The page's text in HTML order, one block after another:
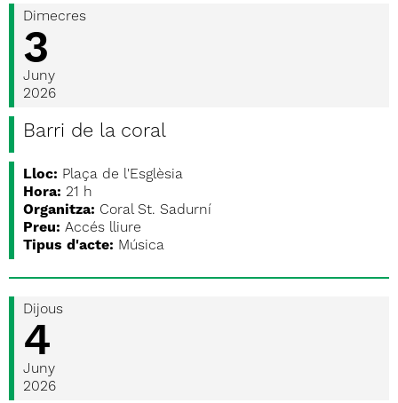
Dimecres
3
Juny
2026
Barri de la coral
Lloc: Plaça de l'Esglèsia
Hora: 21 h
Organitza: Coral St. Sadurní
Preu: Accés lliure
Tipus d'acte: Música
Dijous
4
Juny
2026